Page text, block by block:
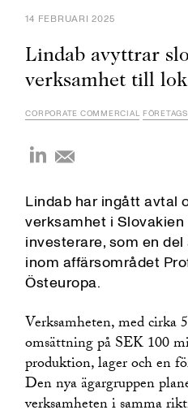
14 FEBRUARI 2025
Lindab avyttrar
verksamhet till
CORPORATE COMMERCIAL
Lindab har ingått avtal
verksamhet i
investerare, som en
inom affärsområdet
Östeuropa.
Verksamheten, med cirka
omsättning på SEK 100
produktion, lager och en
Den nya ägargruppen